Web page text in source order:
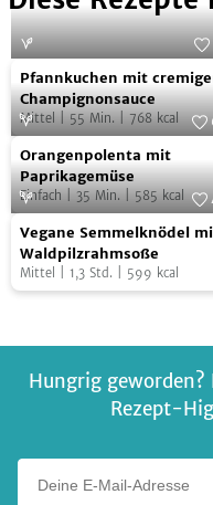
Pfannkuchen
mit
cremiger
Champignonsauce
Foto:
Pfannkuchen mit
Champignonsauce
Mittel 55 Min. 768 kcal
Orangenpolenta
mit
Paprikagemüse
Foto:
Orangenpolenta mit
Paprikagemüse
Einfach 35 Min. 585 kcal
Vegane
Semmelknödel
mit
Foto:
Vegane Semmelknödel
Waldpilzrahmsoße
Mittel 1,3 Std. 599 kcal
Hungrig geworden?
Rezept-